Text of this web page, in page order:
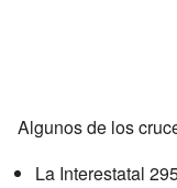
Algunos de los
La Interestatal